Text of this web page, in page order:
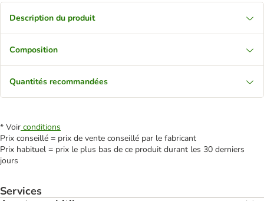
Description du produit
Composition
Quantités recommandées
* Voir conditions
Prix conseillé = prix de vente conseillé par le fabricant
Prix habituel = prix le plus bas de ce produit durant les 30 derniers
jours
Services